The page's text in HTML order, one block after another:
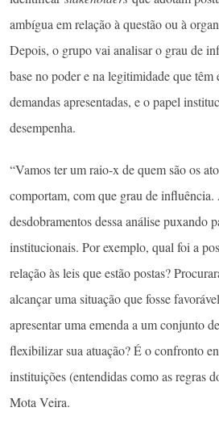
ambígua em relação à questão ou à
Depois, o grupo vai analisar o grau de
base no poder e na legitimidade que têm
demandas apresentadas, e o papel
desempenha.
“Vamos ter um raio-x de quem são os
comportam, com que grau de influência.
desdobramentos dessa análise puxando
institucionais. Por exemplo, qual foi a
relação às leis que estão postas?
alcançar uma situação que fosse
apresentar uma emenda a um conjunto
flexibilizar sua atuação? É o confronto
instituições (entendidas como as regras
Mota Veira.